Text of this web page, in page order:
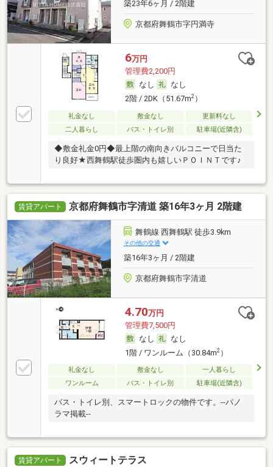
築23年6ヶ月 / 2階建
京都府舞鶴市字円満寺
6万円
管理費2,200円
なし
なし
2階 / 2DK（51.67m2）
礼金なし 敷金なし
更新料なし
二人暮らし
バス・トイレ別 駐車場(近隣含)
◆敷金礼金0円◆最上階の南向きバルコニーで日当た
り良好★西舞鶴駅徒歩圏内も嬉しいＰＯＩＮＴです♪
賃貸アパート 京都府舞鶴市字清道 築16年3ヶ月 2階建
舞鶴線 西舞鶴駅 徒歩3.9km
その他の交通
築16年3ヶ月 / 2階建
京都府舞鶴市字清道
4.70万円
管理費7,500円
なし
なし
1階 / ワンルーム（30.84m2）
礼金なし 敷金なし
一人暮らし
ワンルーム
バス・トイレ別 駐車場(近隣含)
バス・トイレ別、スマートロックの物件です。--パノ
ラマ掲載--
賃貸アパート スウィートテラス